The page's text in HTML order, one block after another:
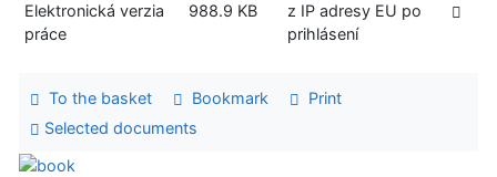
Elektronická verzia
práce
988.9 KB
z IP adresy EU po
prihlásení
To the basket Bookmark
Print
Selected documents